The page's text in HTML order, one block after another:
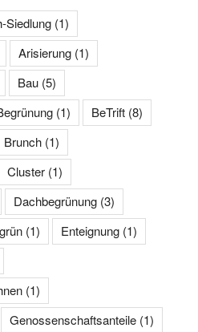
Siedlung (1)
Arisierung (1)
Bau (5)
(1) BeTrift (8)
Brunch (1)
Cluster (1)
Dachbegrünung (3)
(1) Enteignung (1)
(1)
Genossenschaftsanteile (1)